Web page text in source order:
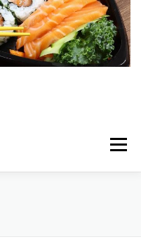
Меню